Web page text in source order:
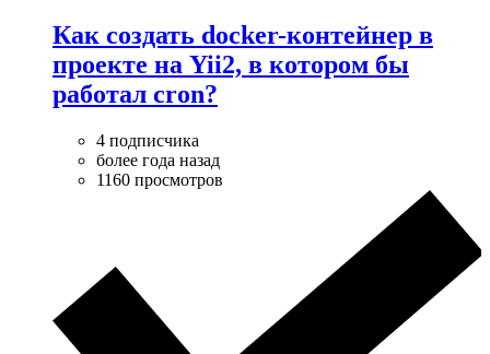
Как создать docker-контейнер в
проекте на Yii2, в котором бы
работал cron?
4 подписчика
более года назад
1160 просмотров